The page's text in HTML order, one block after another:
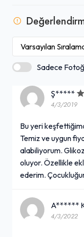
Sadece
Ş*****
4/3/2019
Bu yeri
Temiz ve uygun
alabiliyorum.
oluyor. Özellikle
ederim.
A******
4/3/2022